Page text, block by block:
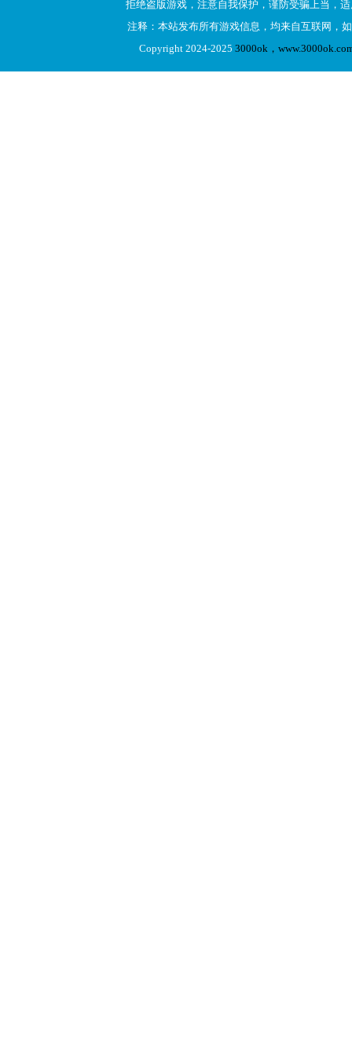
拒绝盗版游戏，注意自我保护，谨防受骗上当，
注释：本站发布所有游戏信息，均来自互联网，
Copyright 2024-2025 3000ok，